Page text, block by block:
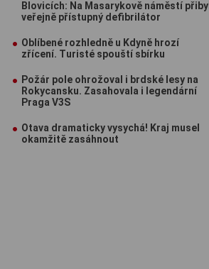
Blovicích: Na Masarykově náměstí přibyl
veřejně přístupný defibrilátor
Oblíbené rozhledně u Kdyně hrozí
zřícení. Turisté spouští sbírku
Požár pole ohrožoval i brdské lesy na
Rokycansku. Zasahovala i legendární
Praga V3S
Otava dramaticky vysychá! Kraj musel
okamžitě zasáhnout